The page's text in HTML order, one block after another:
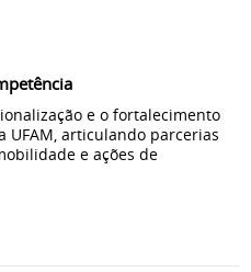
e o fortalecimento
UFAM, articulando parcerias
e ações de